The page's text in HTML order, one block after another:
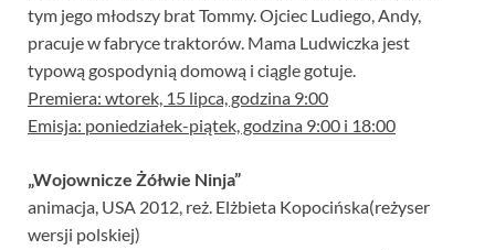
tym jego młodszy brat Tommy. Ojciec Ludiego, Andy,
pracuje w fabryce traktorów. Mama Ludwiczka jest
typową gospodynią domową i ciągle gotuje.
Premiera: wtorek, 15 lipca, godzina 9:00
Emisja: poniedziałek-piątek, godzina 9:00 i 18:00
„Wojownicze Żółwie Ninja”
animacja, USA 2012, reż. Elżbieta Kopocińska(reżyser
wersji polskiej)